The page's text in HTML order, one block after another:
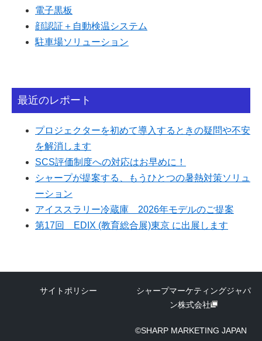
電子黒板
顔認証＋自動検温システム
駐車場ソリューション
最近のレポート
プロジェクターを初めて導入するときの疑問や不安
を解消します
SCS評価制度への対応はお早めに！
シャープが提案する、もうひとつの暑熱対策ソリュ
ーション
アイススラリー冷蔵庫 2026年モデルのご提案
第17回 EDIX (教育総合展)東京 に出展します
サイトポリシー
シャープマーケティングジャパ
ン株式会社
©SHARP MARKETING JAPAN